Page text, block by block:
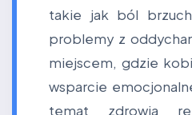
takie jak ból
problemy z
miejscem, gdzie
wsparcie
temat zdrowia